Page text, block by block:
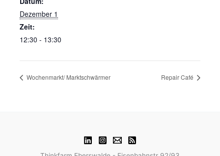
Dezember 1
Zeit:
12:30 - 13:30
Wochenmarkt/ Marktschwärmer Repair Café